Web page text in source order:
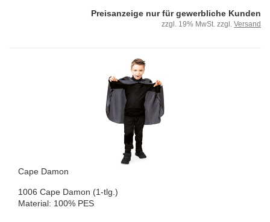
Preisanzeige nur für gewerbliche Kunden
zzgl. 19% MwSt. zzgl. Versand
Cape Damon
1006 Cape Damon (1-tlg.)
Ma­te­ri­al: 100% PES